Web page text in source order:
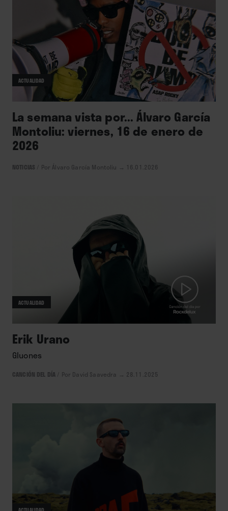
ACTUALIDAD
La semana vista por... Álvaro García
Montoliu: viernes, 16 de enero de
2026
NOTICIAS Por Álvaro García Montoliu → 16.01.2026
ACTUALIDAD
Erik Urano
Gluones
CANCIÓN DEL DÍA Por David Saavedra → 28.11.2025